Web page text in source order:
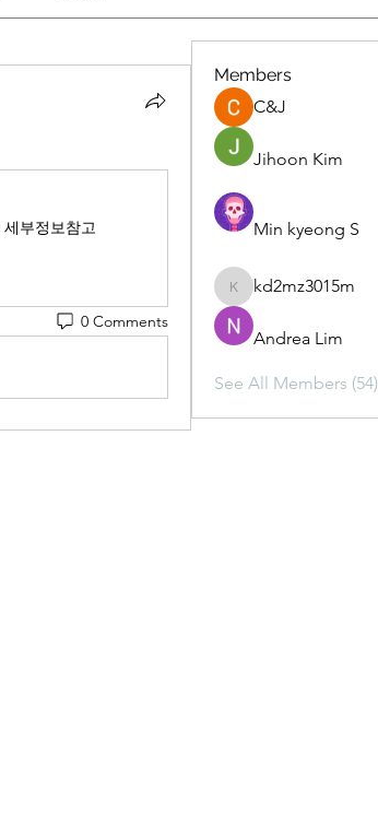
세부정보참고
0 Comments
Members
C&J
Jihoon Kim
Min kyeong S
kd2mz3015m
kd2mz3015m
Andrea Lim
See All Members (54)